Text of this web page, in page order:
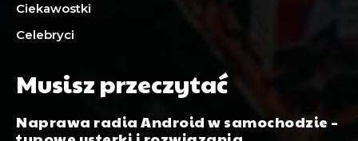
Ciekawostki
Celebryci
Musisz przeczytać
Naprawa radia Android w samochodzie –